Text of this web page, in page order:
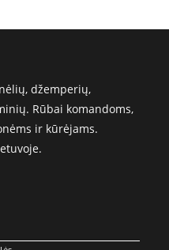
džemperių,
Rūbai komandoms,
ir kūrėjams.